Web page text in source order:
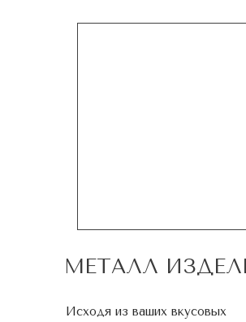
МЕТАЛЛ
Исходя из ваших вкусовых